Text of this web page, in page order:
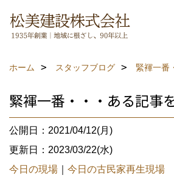
ホーム スタッフブログ 緊褌一番
緊褌一番・・・ある記事
公開日：2021/04/12(月)
更新日：2023/03/22(水)
今日の現場
今日の古民家再生現場